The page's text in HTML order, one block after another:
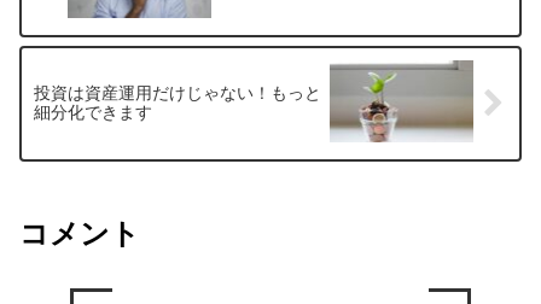
投資は資産運用だけじゃない！もっと
細分化できます
コメント